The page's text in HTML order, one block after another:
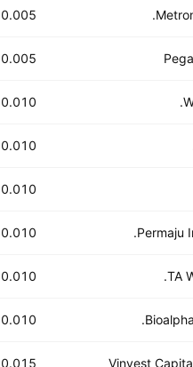
0.005
0.005
0.010
0.010
0.010
Permaju
0.010
TA
0.010
0.010
Vinvest
0.015